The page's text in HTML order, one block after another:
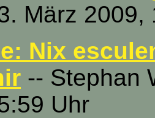
März 2009,
Nix
-- Stephan
Uhr